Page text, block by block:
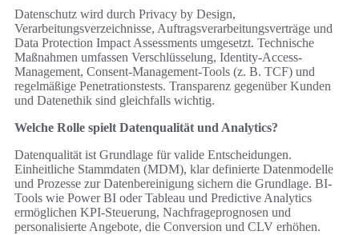
Datenschutz wird durch Privacy by Design,
Verarbeitungsverzeichnisse, Auftragsverarbeitungsverträge und
Data Protection Impact Assessments umgesetzt. Technische
Maßnahmen umfassen Verschlüsselung, Identity-Access-
Management, Consent‑Management-Tools (z. B. TCF) und
regelmäßige Penetrationstests. Transparenz gegenüber Kunden
und Datenethik sind gleichfalls wichtig.
Welche Rolle spielt Datenqualität und Analytics?
Datenqualität ist Grundlage für valide Entscheidungen.
Einheitliche Stammdaten (MDM), klar definierte Datenmodelle
und Prozesse zur Datenbereinigung sichern die Grundlage. BI-
Tools wie Power BI oder Tableau und Predictive Analytics
ermöglichen KPI‑Steuerung, Nachfrageprognosen und
personalisierte Angebote, die Conversion und CLV erhöhen.